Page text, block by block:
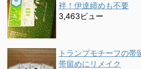
袢！伊達締めも不要
3,463ビュー
トランプモチーフの
帯留めにリメイク